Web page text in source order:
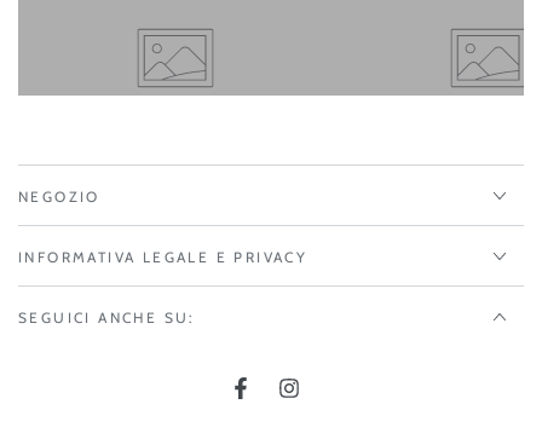
NEGOZIO
INFORMATIVA LEGALE E PRIVACY
SEGUICI ANCHE SU:
FacebookInstagram